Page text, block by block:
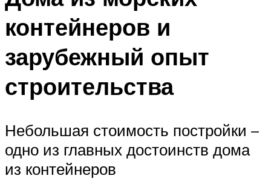
контейнеров и
зарубежный опыт
строительства
Небольшая стоимость постройки –
одно из главных достоинств дома
из контейнеров